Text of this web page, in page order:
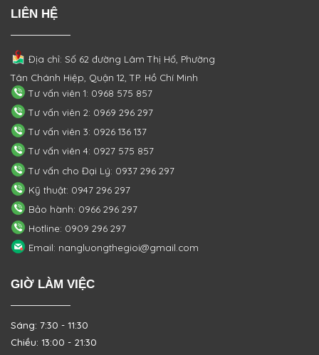
LIÊN HỆ
Địa chỉ: Số 62 đường Lâm Thị Hố, Phường
Tân Chánh Hiệp, Quận 12, TP. Hồ Chí Minh
Tư vấn viên 1: 0968 575 857
Tư vấn viên 2: 0969 296 297
Tư vấn viên 3: 0926 136 137
Tư vấn viên 4: 0927 575 857
Tư vấn cho Đại Lý: 0937 296 297
Kỹ thuật: 0947 296 297
Bảo hành: 0966 296 297
Hotline: 0909 296 297
Email: nangluongthegioi@gmail.com
GIỜ LÀM VIỆC
Sáng: 7:30 - 11:30
Chiều: 13:00 - 21:30